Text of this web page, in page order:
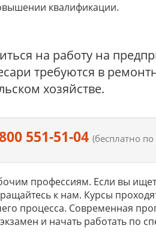
квалификации.
на работу на
требуются в
хозяйстве.
551-51-04(бесплатно
профессиям. Если вы
к нам. Курсы
процесса. Современная
и начать работать по